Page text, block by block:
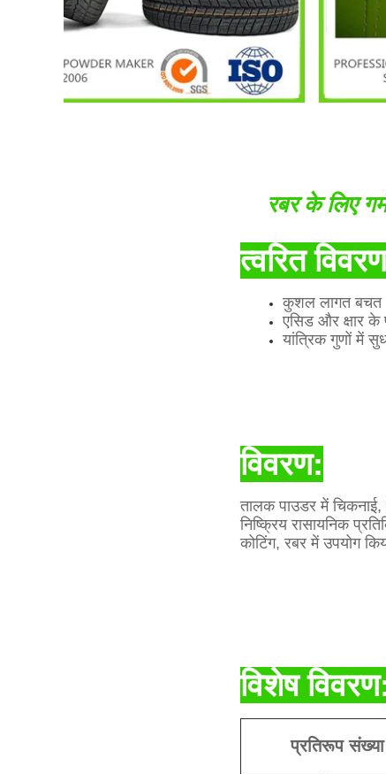
रबर के लिए
त्वरित
कुशल लागत बचत
एसिड और क्षार के
यांत्रिक गुणों में
विवरण:
तालक पाउडर में चिकनाई,
निष्क्रिय रासायनिक
कोटिंग, रबर में उपयोग
विशेष
प्रतिरूप